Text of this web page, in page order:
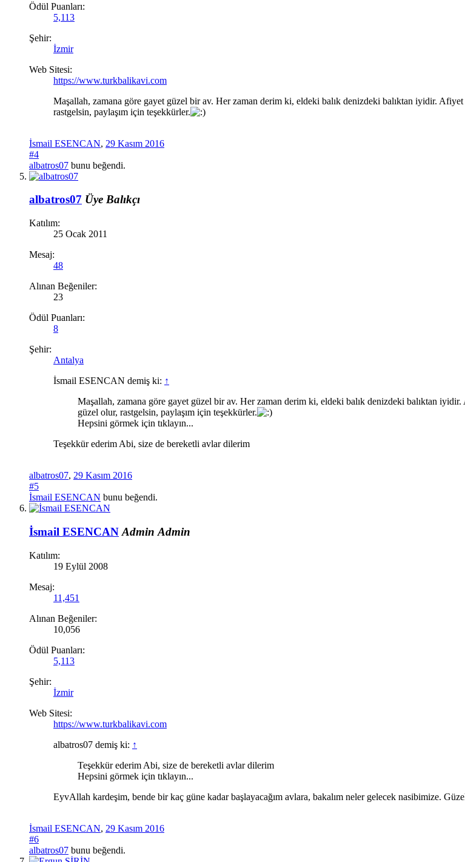
Ödül Puanları:
5,113
Şehir:
İzmir
Web Sitesi:
https://www.turkbalikavi.com
Maşallah, zamana göre gayet güzel bir av. Her zaman derim ki, eldeki balık denizdeki balıktan iyidir.
rastgelsin, paylaşım için teşekkürler.
İsmail ESENCAN, 29 Kasım 2016
#4
albatros07 bunu beğendi.
albatros07 Üye Balıkçı
Katılım:
25 Ocak 2011
Mesaj:
48
Alınan Beğeniler:
23
Ödül Puanları:
8
Şehir:
Antalya
İsmail ESENCAN demiş ki: ↑
Maşallah, zamana göre gayet güzel bir av. Her zaman derim ki, eldeki balık denizdeki balıktan
güzel olur, rastgelsin, paylaşım için teşekkürler.
Hepsini görmek için tıklayın...
Teşekkür ederim Abi, size de bereketli avlar dilerim
albatros07, 29 Kasım 2016
#5
İsmail ESENCAN bunu beğendi.
İsmail ESENCAN Admin Admin
Katılım:
19 Eylül 2008
Mesaj:
11,451
Alınan Beğeniler:
10,056
Ödül Puanları:
5,113
Şehir:
İzmir
Web Sitesi:
https://www.turkbalikavi.com
albatros07 demiş ki: ↑
Teşekkür ederim Abi, size de bereketli avlar dilerim
Hepsini görmek için tıklayın...
EyvAllah kardeşim, bende bir kaç güne kadar başlayacağım avlara, bakalım neler gelecek nasibimize.
İsmail ESENCAN, 29 Kasım 2016
#6
albatros07 bunu beğendi.